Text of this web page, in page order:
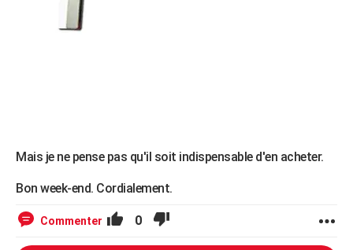
Mais je ne pense pas qu'il soit indispensable d'en acheter.
Bon week-end. Cordialement.
Commenter 0